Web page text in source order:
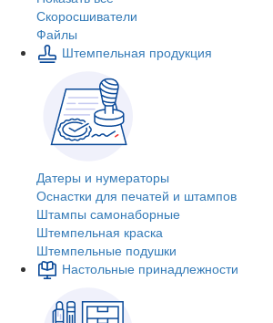
Скоросшиватели
Файлы
Штемпельная продукция
Датеры и нумераторы
Оснастки для печатей и штампов
Штампы самонаборные
Штемпельная краска
Штемпельные подушки
Настольные принадлежности